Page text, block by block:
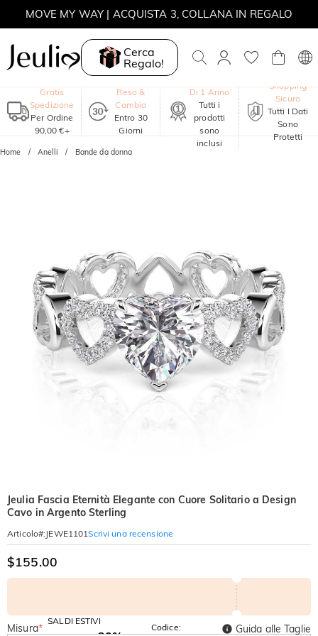
MOVE MY WAY | ACQUISTA 3, COLLANA IN REGALO
Cerca
Regalo!
Gratis
Spedizione
Per Ordine
90,00 €+
Reso &
Cambio
Entro 30
Giorni
Di 1 Anno
Tutti i
prodotti
sono
inclusi
Shopping
Sicuro
Tutti I Dati
Sono
Protetti
Home Anelli Bande da donna
Jeulia Fascia Eternità Elegante con Cuore Solitario a Design
Cavo in Argento Sterling
Articolo#: JEWE1101Scrivi una recensione
$155.00
SALDI ESTIVI
Codice:
Misura*
Guida alle Taglie